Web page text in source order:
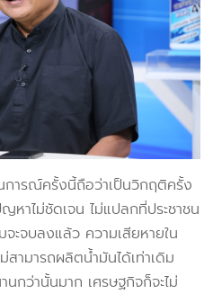
การณ์ครั้งนี้ถือว่าเป็นวิกฤติครั้ง
าไม่ชัดเจน ไม่แปลกที่ประชาชน
ะจบลงแล้ว ความเสียหายใน
ามารถผลิตน้ำมันได้เท่าเดิม
กว่านั้นมาก เศรษฐกิจก็จะไม่